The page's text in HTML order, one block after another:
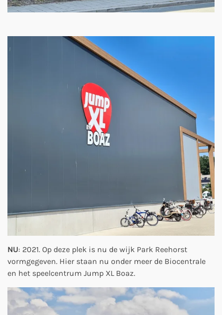
NU: 2021. Op deze plek is nu de wijk Park Reehorst
vormgegeven. Hier staan nu onder meer de Biocentrale
en het speelcentrum Jump XL Boaz.